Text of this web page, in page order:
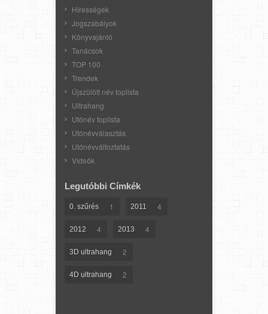
Hírességek
Jogszabályok
Könyvajánló
Tanácsok
TOP 100
Trendek
Újszülött név toplista
Ultrahang
Utónév toplista
Utónévválasztás
Utónévváltoztatás
Videók
Legutóbbi Címkék
0. szűrés 1 2011 4
2012 4 2013 4
3D ultrahang 2
4D ultrahang 2